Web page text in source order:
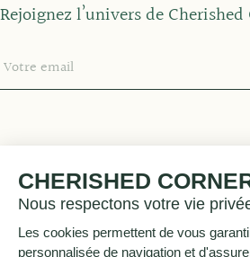
Rejoignez l’univers de
CHERISHED
Nous respectons votre vie
Les cookies permettent de vous
personnalisée de navigation et